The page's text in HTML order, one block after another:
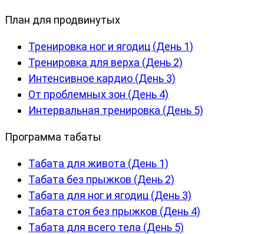
План для продвинутых
Тренировка ног и ягодиц (День 1)
Тренировка для верха (День 2)
Интенсивное кардио (День 3)
От проблемных зон (День 4)
Интервальная тренировка (День 5)
Программа табаты
Табата для живота (День 1)
Табата без прыжков (День 2)
Табата для ног и ягодиц (День 3)
Табата стоя без прыжков (День 4)
Табата для всего тела (День 5)